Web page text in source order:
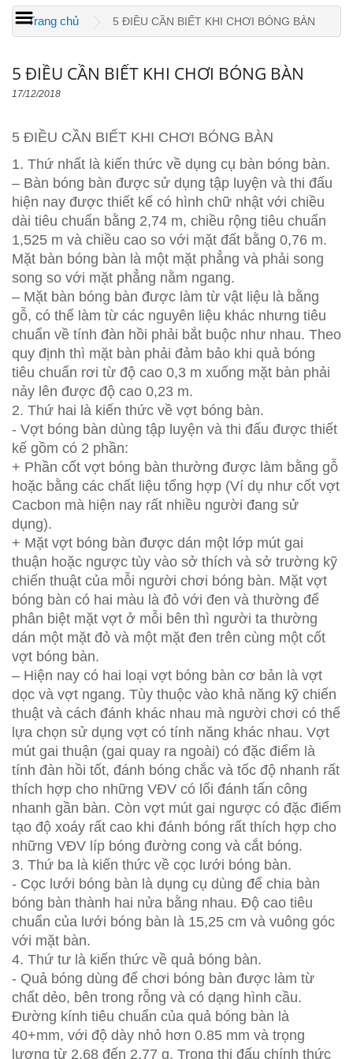
Trang chủ 5 ĐIỀU CẦN BIẾT KHI CHƠI BÓNG BÀN
5 ĐIỀU CẦN BIẾT KHI CHƠI BÓNG BÀN
17/12/2018
5 ĐIỀU CẦN BIẾT KHI CHƠI BÓNG BÀN
1. Thứ nhất là kiến thức về dụng cụ bàn bóng bàn.
– Bàn bóng bàn được sử dụng tập luyện và thi đấu
hiện nay được thiết kế có hình chữ nhật với chiều
dài tiêu chuẩn bằng 2,74 m, chiều rộng tiêu chuẩn
1,525 m và chiều cao so với mặt đất bằng 0,76 m.
Mặt bàn bóng bàn là một mặt phẳng và phải song
song so với mặt phẳng nằm ngang.
– Mặt bàn bóng bàn được làm từ vật liệu là bằng
gỗ, có thể làm từ các nguyên liệu khác nhưng tiêu
chuẩn về tính đàn hồi phải bắt buộc như nhau. Theo
quy định thì mặt bàn phải đảm bảo khi quả bóng
tiêu chuẩn rơi từ độ cao 0,3 m xuống mặt bàn phải
nảy lên được độ cao 0,23 m.
2. Thứ hai là kiến thức về vợt bóng bàn.
- Vợt bóng bàn dùng tập luyện và thi đấu được thiết
kế gồm có 2 phần:
+ Phần cốt vợt bóng bàn thường được làm bằng gỗ
hoặc bằng các chất liệu tổng hợp (Ví dụ như cốt vợt
Cacbon mà hiện nay rất nhiều người đang sử
dụng).
+ Mặt vợt bóng bàn được dán một lớp mút gai
thuận hoặc ngược tùy vào sở thích và sở trường kỹ
chiến thuật của mỗi người chơi bóng bàn. Mặt vợt
bóng bàn có hai màu là đỏ với đen và thường để
phân biệt mặt vợt ở mỗi bên thì người ta thường
dán một mặt đỏ và một mặt đen trên cùng một cốt
vợt bóng bàn.
– Hiện nay có hai loại vợt bóng bàn cơ bản là vợt
dọc và vợt ngang. Tùy thuộc vào khả năng kỹ chiến
thuật và cách đánh khác nhau mà người chơi có thể
lựa chọn sử dụng vợt có tính năng khác nhau. Vợt
mút gai thuận (gai quay ra ngoài) có đặc điểm là
tính đàn hồi tốt, đánh bóng chắc và tốc độ nhanh rất
thích hợp cho những VĐV có lối đánh tấn công
nhanh gần bàn. Còn vợt mút gai ngược có đặc điểm
tạo độ xoáy rất cao khi đánh bóng rất thích hợp cho
những VĐV líp bóng đường cong và cắt bóng.
3. Thứ ba là kiến thức về cọc lưới bóng bàn.
- Cọc lưới bóng bàn là dụng cụ dùng để chia bàn
bóng bàn thành hai nửa bằng nhau. Độ cao tiêu
chuẩn của lưới bóng bàn là 15,25 cm và vuông góc
với mặt bàn.
4. Thứ tư là kiến thức về quả bóng bàn.
- Quả bóng dùng để chơi bóng bàn được làm từ
chất dẻo, bên trong rỗng và có dạng hình cầu.
Đường kính tiêu chuẩn của quả bóng bàn là
40+mm, với độ dày nhỏ hơn 0.85 mm và trọng
lượng từ 2.68 đến 2.77 g. Trong thi đấu chính thức